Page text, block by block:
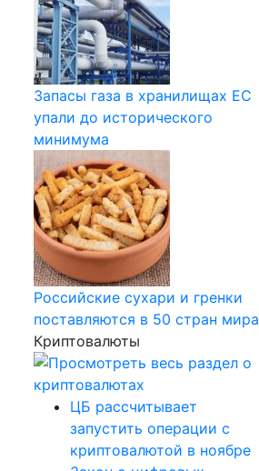
Запасы газа в хранилищах ЕС
упали до исторического
минимума
Российские сухари и гренки
поставляются в 50 стран мира
Криптовалюты
ЦБ рассчитывает
запустить операции с
криптовалютой в ноябре